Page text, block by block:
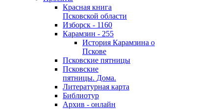
Красная книга
Псковской области
Изборск - 1160
Карамзин - 255
История Карамзина о
Пскове
Псковские пятницы
Псковские
пятницы. Дома.
Литературная карта
Библиотур
Архив - онлайн